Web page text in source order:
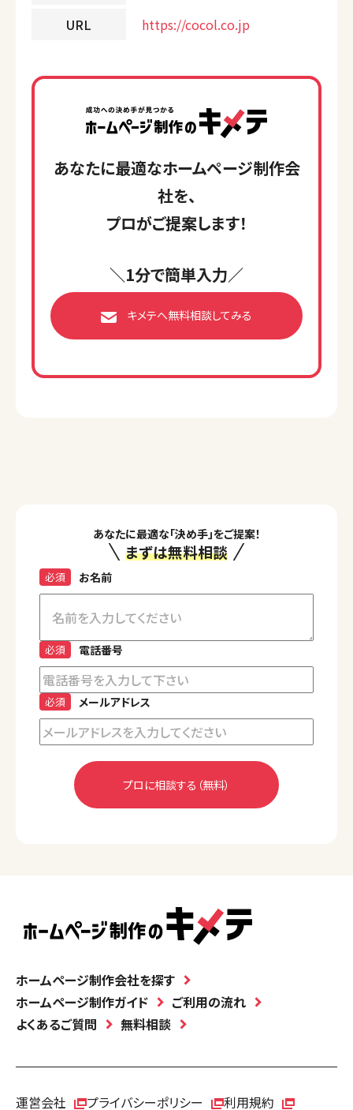
URL
https://cocol.co.jp
あなたに最適なホームページ制作会
社を、
プロがご提案します！
＼1分で簡単入力／
キメテへ無料相談してみる
あなたに最適な「決め手」をご提案！
まずは無料相談
お名前
必須
電話番号
必須
メールアドレス
必須
ホームページ制作会社を探す
ホームページ制作ガイド
ご利用の流れ
よくあるご質問
無料相談
運営会社 プライバシーポリシー 利用規約